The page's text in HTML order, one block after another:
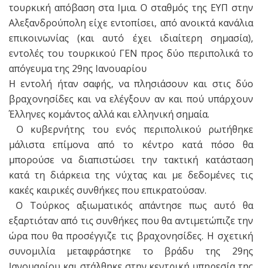
τουρκική απόβαση στα Ιμια. Ο σταθμός της ΕΥΠ στην
Αλεξανδρούπολη είχε εντοπίσει, από ανοικτά κανάλια
επικοινωνίας (και αυτό έχει ιδιαίτερη σημασία),
εντολές του τουρκικού ΓΕΝ προς δύο περιπολικά το
απόγευμα της 29ης Ιανουαρίου
H εντολή ήταν σαφής, να πλησιάσουν και στις δύο
βραχονησίδες και να ελέγξουν αν και πού υπάρχουν
Έλληνες κομάντος αλλά και ελληνική σημαία.
Ο κυβερνήτης του ενός περιπολικού ρωτήθηκε
μάλιστα επίμονα από το κέντρο κατά πόσο θα
μπορούσε να διαπιστώσει την τακτική κατάσταση
κατά τη διάρκεια της νύχτας και με δεδομένες τις
κακές καιρικές συνθήκες που επικρατούσαν.
Ο Τούρκος αξιωματικός απάντησε πως αυτό θα
εξαρτιόταν από τις συνθήκες που θα αντιμετώπιζε την
ώρα που θα προσέγγιζε τις βραχονησίδες. H σχετική
συνομιλία μεταφράστηκε το βράδυ της 29ης